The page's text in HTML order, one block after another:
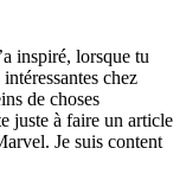
inspiré, lorsque tu
chez
de choses
juste à faire un article
Je suis content